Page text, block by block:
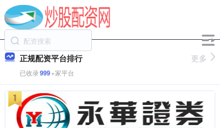
正规配资平台排行
已收录999+家平台
更多